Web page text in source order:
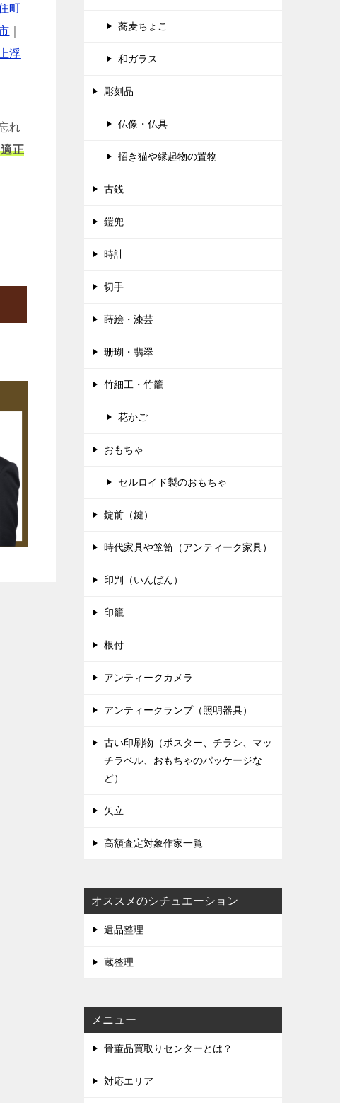
町
上浮
れ
正
蕎麦ちょこ
和ガラス
彫刻品
仏像・仏具
招き猫や縁起物の置物
古銭
鎧兜
時計
切手
蒔絵・漆芸
珊瑚・翡翠
竹細工・竹籠
花かご
おもちゃ
セルロイド製のおもちゃ
錠前（鍵）
時代家具や箪笥（アンティーク家具）
印判（いんばん）
印籠
根付
アンティークカメラ
アンティークランプ（照明器具）
古い印刷物（ポスター、チラシ、マッ
チラベル、おもちゃのパッケージな
ど）
矢立
高額査定対象作家一覧
オススメのシチュエーション
遺品整理
蔵整理
メニュー
骨董品買取りセンターとは？
対応エリア